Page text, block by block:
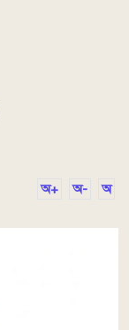
অ+ অ- অ